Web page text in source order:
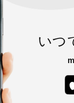
いつ